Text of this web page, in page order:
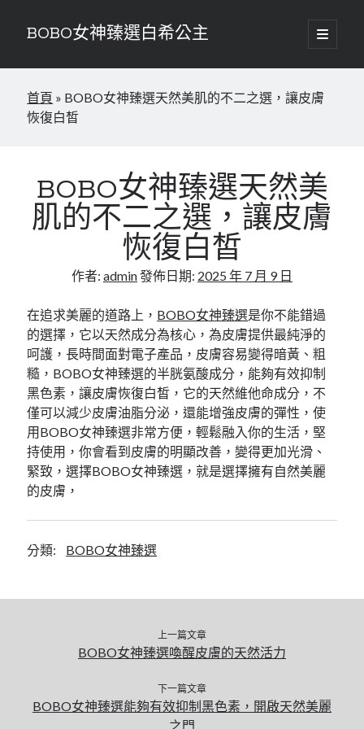
BOBO女神臻選白希公主
開
啟
要
單
資
訊
欄
搜尋
告別層層塗抹！BOBO女神臻選每天一粒解鎖全身自帶濾鏡的透亮秘密
遇見最美的自己，BOBO女神臻選為妳量身定製的年輕契約
首頁 » BOBO女神臻選天然美肌的不二之選，讓皮膚
恢復白皙
BOBO女神臻選天然美
肌的不二之選，讓皮膚
恢復白皙
作者: admin發佈日期: 2025 年 7 月 9 日
在追求美麗的道路上， BOBO女神臻選是你不能錯過
的選擇，它以天然成分為核心，為皮膚提供最純淨的
呵護，長時間面對電子產品，皮膚容易變得暗黃、粗
糙，BOBO女神臻選的半胱氨酸成分，能夠有效抑制
黑色素，讓皮膚恢復白皙，它的天然維他命成分，不
僅可以減少皮膚油脂分泌，還能增強皮膚的彈性，使
用BOBO女神臻選非常方便，輕鬆融入你的生活，堅
持使用，你會看到皮膚的明顯改善，變得更加光滑、
緊致，選擇BOBO女神臻選，就是選擇擁有自然美麗
的皮膚，
分類: BOBO女神臻選
上一篇文章
BOBO女神臻選喚醒皮膚的天然活力
下一篇文章
BOBO女神臻選能夠有效抑制黑色素，開啟天然美麗
之門